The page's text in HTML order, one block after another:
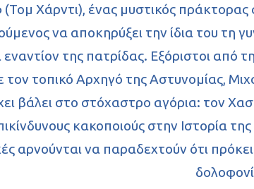
Χάρντι), ένας μυστικός πράκτορας
να αποκηρύξει την ίδια του τη
της πατρίδας. Εξόριστοι από
τον τοπικό Αρχηγό της Αστυνομίας,
βάλει στο στόχαστρο αγόρια: τον
κακοποιούς στην Ιστορία
αρνούνται να παραδεχτούν ότι